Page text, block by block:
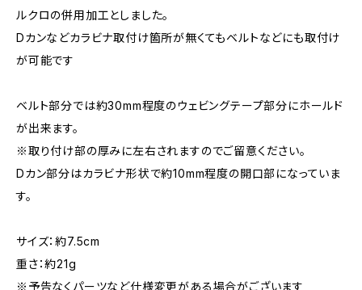
ルクロの併用加工としました。
Dカンなどカラビナ取付け箇所が無くてもベルトなどにも取付け
が可能です
ベルト部分では約30mm程度のウェビングテープ部分にホールド
が出来ます。
※取り付け部の厚みに左右されますのでご留意ください。
Dカン部分はカラビナ形状で約10mm程度の開口部になっていま
す。
サイズ：約7.5cm
重さ：約21g
※予告なくパーツなど仕様変更がある場合がございます